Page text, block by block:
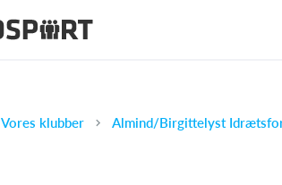
Vores klubber Almind/Birgittelyst